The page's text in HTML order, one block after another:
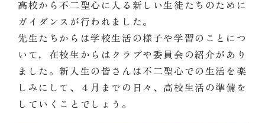
高校から不二聖心に入る新しい生徒たちのために
ガイダンスが行われました。
先生たちからは学校生活の様子や学習のことにつ
いて，在校生からはクラブや委員会の紹介があり
ました。新入生の皆さんは不二聖心での生活を楽
しみにして、４月までの日々、高校生活の準備を
していくことでしょう。